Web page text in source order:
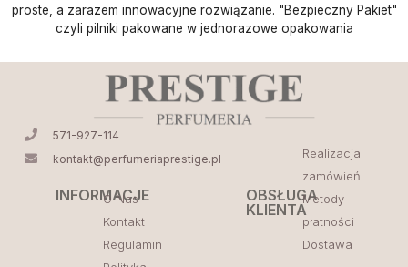
proste, a zarazem innowacyjne rozwiązanie. "Bezpieczny Pakiet"
czyli pilniki pakowane w jednorazowe opakowania
571-927-114
kontakt@perfumeriaprestige.pl
INFORMACJE
O Nas
Kontakt
Regulamin
OBSŁUGA
KLIENTA
Realizacja
zamówień
Metody
płatności
Dostawa